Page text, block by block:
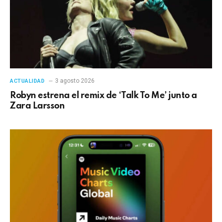
ACTUALIDAD 3 agosto 2026
Robyn estrena el remix de ‘Talk To Me’ junto a
Zara Larsson